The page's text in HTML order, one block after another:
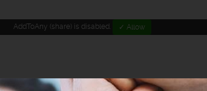
AddToAny (share) is disabled. ✓ Allow